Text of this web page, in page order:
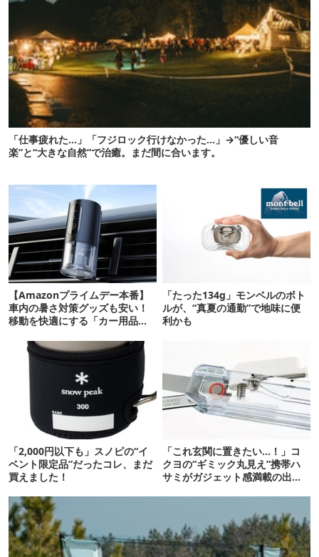
「仕事疲れた…」「フジロック行けなかった…」→“優しい音
楽”と“大きな自然”で治癒。まだ間に合います。
【Amazonプライムデー本番】
車内の暑さ対策グッズも安い！
移動を快適にする「カー用品」
「たった134g」モンベルのボト
ルが、“真夏の通勤”で地味に便
利かも
「2,000円以下も」スノピの“イ
ベント限定品”だったコレ、まだ
買えました！
「これ玄関に置きたい…！」コ
クヨの“ギミック丸見え”携帯ハ
サミがガジェット感満載の出来